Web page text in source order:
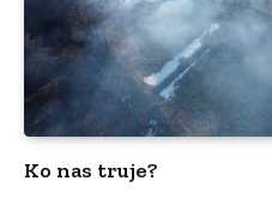
Ko nas truje?